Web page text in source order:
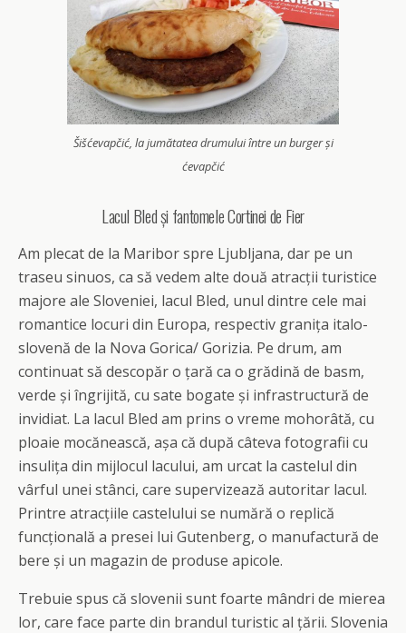
Šišćevapčić, la jumătatea drumului între un burger și
ćevapčić
Lacul Bled și fantomele Cortinei de Fier
Am plecat de la Maribor spre Ljubljana, dar pe un
traseu sinuos, ca să vedem alte două atracții turistice
majore ale Sloveniei, lacul Bled, unul dintre cele mai
romantice locuri din Europa, respectiv granița italo-
slovenă de la Nova Gorica/ Gorizia. Pe drum, am
continuat să descopăr o țară ca o grădină de basm,
verde și îngrijită, cu sate bogate și infrastructură de
invidiat. La lacul Bled am prins o vreme mohorâtă, cu
ploaie mocănească, așa că după câteva fotografii cu
insulița din mijlocul lacului, am urcat la castelul din
vârful unei stânci, care supervizează autoritar lacul.
Printre atracțiile castelului se numără o replică
funcțională a presei lui Gutenberg, o manufactură de
bere și un magazin de produse apicole.
Trebuie spus că slovenii sunt foarte mândri de mierea
lor, care face parte din brandul turistic al țării. Slovenia